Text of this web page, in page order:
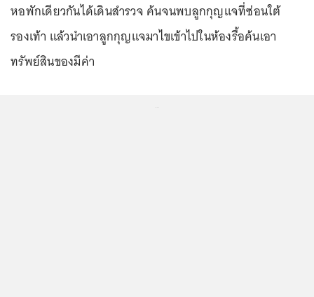
หอพักเดียวกันได้เดินสำรวจ ค้นจนพบลูกกุญแจที่ซ่อนใต้
รองเท้า แล้วนำเอาลูกกุญแจมาไขเข้าไปในห้องรื้อค้นเอา
ทรัพย์สินของมีค่า